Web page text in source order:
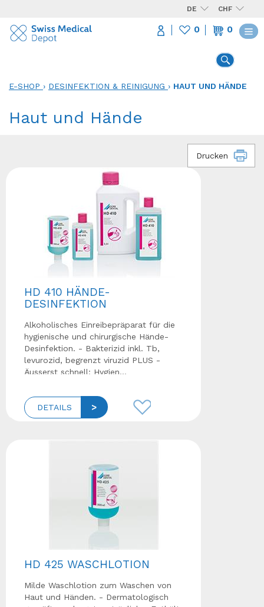
DE CHF
0 0
E-SHOP › DESINFEKTION & REINIGUNG › HAUT UND HÄNDE
Haut und Hände
Drucken
HD 410 HÄNDE-
DESINFEKTION
Alkoholisches Einreibepräparat für die
hygienische und chirurgische Hände-
Desinfektion. - Bakterizid inkl. Tb,
levurozid, begrenzt viruzid PLUS -
Äusserst schnell: Hygien...
DETAILS
HD 425 WASCHLOTION
Milde Waschlotion zum Waschen von
Haut und Händen. - Dermatologisch